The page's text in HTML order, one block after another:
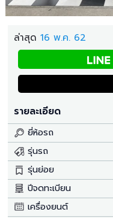
ล่าสุด 16 พ.ค. 62
รายละเอียด
ยี่ห้อรถ
รุ่นรถ
รุ่นย่อย
ปีจดทะเบียน
เครื่องยนต์